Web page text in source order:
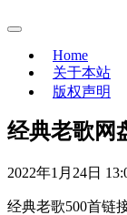
Home
关于本站
版权声明
经典老歌网
2022年1月24日
经典老歌500首链